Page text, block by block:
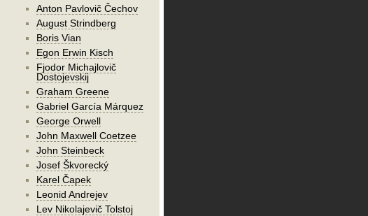
Anton Pavlovič Čechov
August Strindberg
Boris Vian
Egon Erwin Kisch
Fjodor Michajlovič
Dostojevskij
Graham Greene
Gabriel García Márquez
George Orwell
John Maxwell Coetzee
John Steinbeck
Josef Škvorecký
Karel Čapek
Leonid Andrejev
Lev Nikolajevič Tolstoj